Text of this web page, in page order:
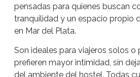
pensadas para quienes buscan
tranquilidad y un espacio propio
en Mar del Plata.
Son ideales para viajeros solos o
prefieren mayor intimidad, sin
del ambiente del hostel. Todas